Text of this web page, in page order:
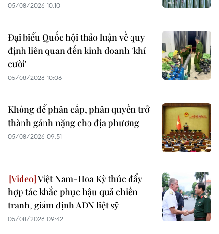
05/08/2026 10:10
Đại biểu Quốc hội thảo luận về quy
định liên quan đến kinh doanh 'khí
cười'
05/08/2026 10:06
Không để phân cấp, phân quyền trở
thành gánh nặng cho địa phương
05/08/2026 09:51
Việt Nam-Hoa Kỳ thúc đẩy
hợp tác khắc phục hậu quả chiến
tranh, giám định ADN liệt sỹ
05/08/2026 09:42